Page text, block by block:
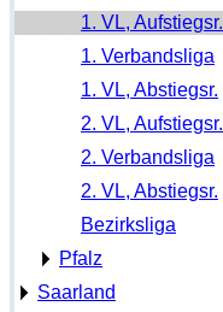
1. VL, Aufstiegsr.
1. Verbandsliga
1. VL, Abstiegsr.
2. VL, Aufstiegsr.
2. Verbandsliga
2. VL, Abstiegsr.
Bezirksliga
Pfalz
Saarland